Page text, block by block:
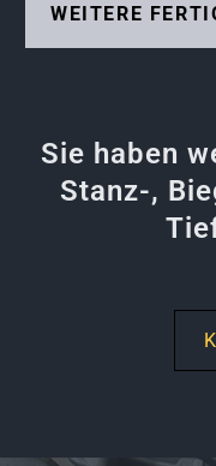
WEITERE
Sie haben
Stanz-,